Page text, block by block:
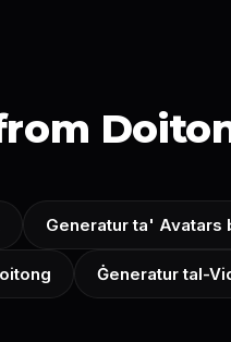
Generatur ta' Avatars
Ġeneratur tal-